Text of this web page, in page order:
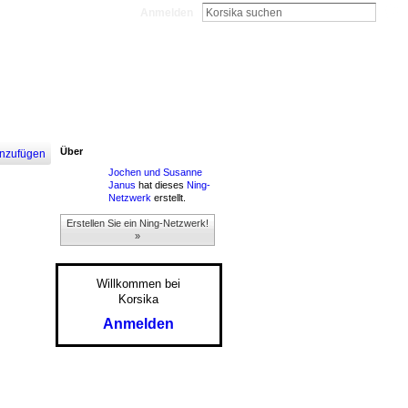
Über
Jochen und Susanne
Janus hat dieses Ning-
Netzwerk erstellt.
Erstellen Sie ein Ning-Netzwerk!
»
Willkommen bei
Korsika
Anmelden